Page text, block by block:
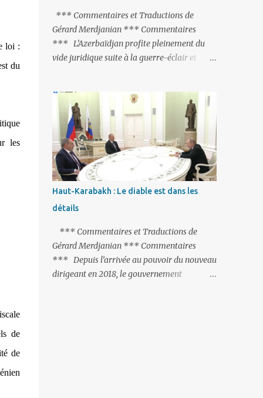
loi :
du
les
de
de
peine de mort est rétablie ; Et des menaces
non voilées envers les Etats-Unis : «Si Gülen
n'est pas extradé, les États-Unis sacrifieront
les relations bilatérales à cause de ce
*** Commentaires et Traductions de
Gérard Merdjanian *** Commentaires
*** L’Azerbaïdjan profite pleinement du
vide juridique suite à la guerre-éclair et
frontière entre l’Arménie et la Turquie
(268km) est essentiellement gardée par des
gardes-frontière russes rattachés à la base
militaire russe 102 de Gumri. On ne sait
jamais si l’envie prenait au zigoto d’en face
d’envoyer ses chars sur Erevan (1). Si les
221km de frontière avec le Nakhitchevan,
pas de problèmes majeurs, il n’en est pas de
même des 566km avec l’Azerbaïdjan. Bakou,
profitant de la faiblesse de l’Arménie et
surtout du fait que ce sont exclusivement des
gardes-frontière arméniens qui surveillent
Haut-Karabakh : Le diable est dans les
détails
*** Commentaires et Traductions de
Gérard Merdjanian *** Commentaires
*** Depuis l’arrivée au pouvoir du nouveau
dirigeant en 2018, le gouvernement